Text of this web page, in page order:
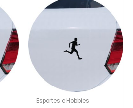
Esportes e Hobbies